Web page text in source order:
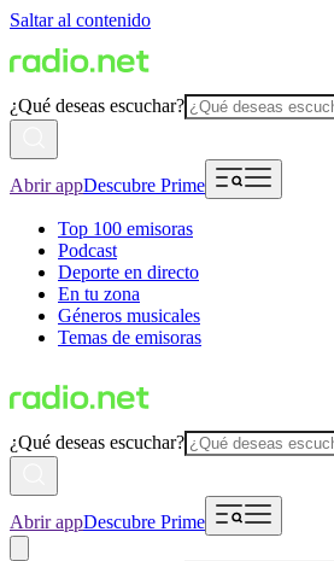
Saltar al contenido
¿Qué deseas escuchar?
Abrir appDescubre Prime
Top 100 emisoras
Podcast
Deporte en directo
En tu zona
Géneros musicales
Temas de emisoras
¿Qué deseas escuchar?
Abrir appDescubre Prime